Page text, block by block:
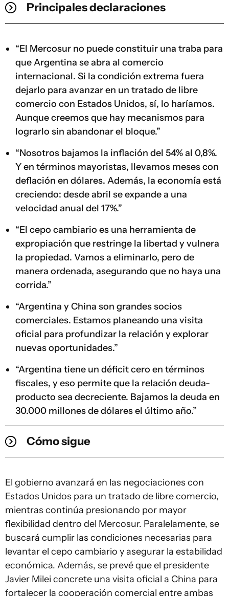
Principales declaraciones
“El Mercosur no puede constituir una traba para
que Argentina se abra al comercio
internacional. Si la condición extrema fuera
dejarlo para avanzar en un tratado de libre
comercio con Estados Unidos, sí, lo haríamos.
Aunque creemos que hay mecanismos para
lograrlo sin abandonar el bloque.”
“Nosotros bajamos la inflación del 54% al 0,8%.
Y en términos mayoristas, llevamos meses con
deflación en dólares. Además, la economía está
creciendo: desde abril se expande a una
velocidad anual del 17%.”
“El cepo cambiario es una herramienta de
expropiación que restringe la libertad y vulnera
la propiedad. Vamos a eliminarlo, pero de
manera ordenada, asegurando que no haya una
corrida.”
“Argentina y China son grandes socios
comerciales. Estamos planeando una visita
oficial para profundizar la relación y explorar
nuevas oportunidades.”
“Argentina tiene un déficit cero en términos
fiscales, y eso permite que la relación deuda-
producto sea decreciente. Bajamos la deuda en
30.000 millones de dólares el último año.”
Cómo sigue
El gobierno avanzará en las negociaciones con
Estados Unidos para un tratado de libre comercio,
mientras continúa presionando por mayor
flexibilidad dentro del Mercosur. Paralelamente, se
buscará cumplir las condiciones necesarias para
levantar el cepo cambiario y asegurar la estabilidad
económica. Además, se prevé que el presidente
Javier Milei concrete una visita oficial a China para
fortalecer la cooperación comercial entre ambas